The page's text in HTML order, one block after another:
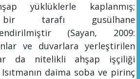
yüklüklerle
kaplanmış;
tarafı gusülhane
(Sayan, 2009:
ve duvarlara yerleştirilen
da nitelikli ahşap işçiliği
daima soba ve pirinç